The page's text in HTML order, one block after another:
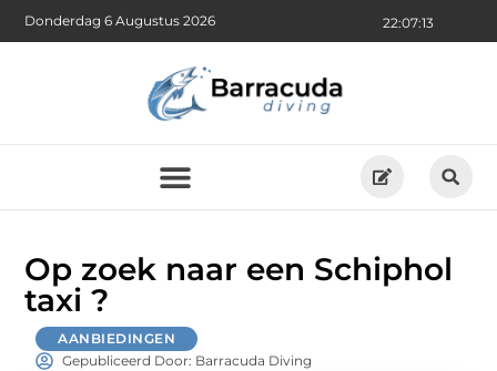
22:07:14
Donderdag 6 Augustus 2026
Op zoek naar een Schiphol
taxi ?
AANBIEDINGEN
Gepubliceerd Door: Barracuda Diving